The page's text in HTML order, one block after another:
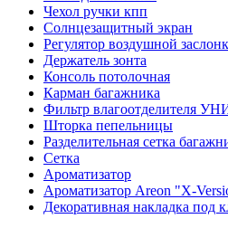
Чехол ручки кпп
Солнцезащитный экран
Регулятор воздушной
Держатель зонта
Консоль потолочная
Карман багажника
Фильтр влагоотделителя
Шторка пепельницы
Разделительная сетка
Сетка
Ароматизатор
Ароматизатор Areon "X-
Декоративная накладка под